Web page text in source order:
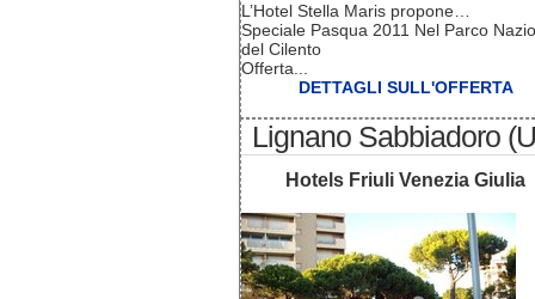
L’Hotel Stella Maris propone…
Speciale Pasqua 2011 Nel Parco
del Cilento
Offerta...
DETTAGLI SULL'OFFERTA
Lignano Sabbiadoro
Hotels Friuli Venezia Giulia